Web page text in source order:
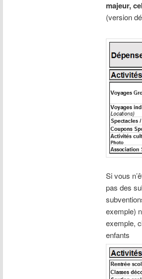
majeur,
(version
Si vous
pas des
exemple)
exemple,
enfants